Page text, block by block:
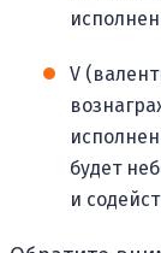
V
будет
и